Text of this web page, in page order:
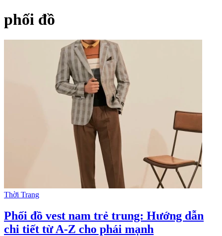
phối đồ
Thời Trang
Phối đồ vest nam trẻ trung: Hướng dẫn
chi tiết từ A-Z cho phái mạnh